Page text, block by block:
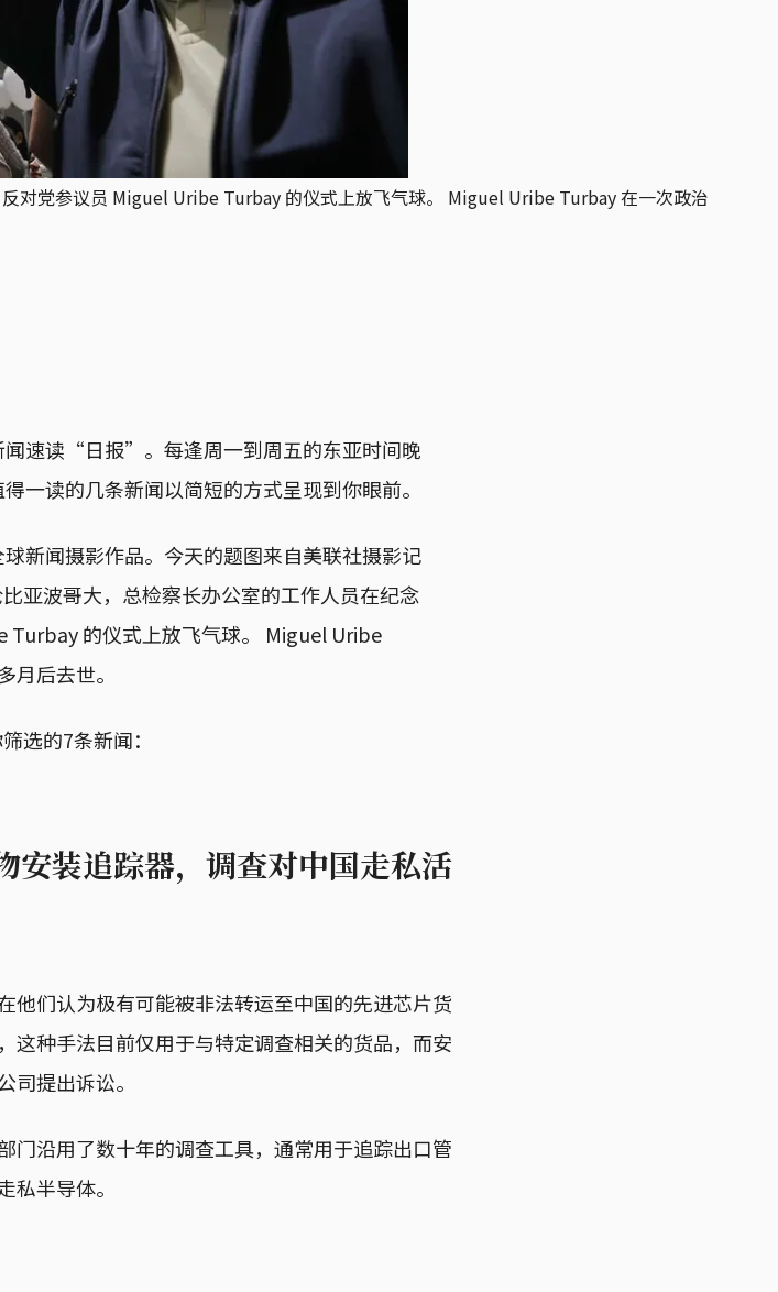
对党参议员 Miguel Uribe Turbay 的仪式上放飞气球。 Miguel Uribe Turbay 在一次政治
速读“日报”。每逢周一到周五的东亚时间晚
一读的几条新闻以简短的方式呈现到你眼前。
新闻摄影作品。今天的题图来自美联社摄影记
亚波哥大，总检察长办公室的工作人员在纪念
Turbay 的仪式上放飞气球。 Miguel Uribe
后去世。
选的7条新闻：
安装追踪器，调查对中国走私活
他们认为极有可能被非法转运至中国的先进芯片货
这种手法目前仅用于与特定调查相关的货品，而安
提出诉讼。
门沿用了数十年的调查工具，通常用于追踪出口管
私半导体。